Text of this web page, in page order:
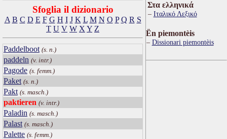
Sfoglia il dizionario
A B C D E F G H I J K L M N O P Q R S
T U V W X Y Z
Paddelboot (s. n.)
paddeln (v. intr.)
Pagode (s. femm.)
Paket (s. n.)
Pakt (s. masch.)
paktieren (v. intr.)
Paladin (s. masch.)
Palast (s. masch.)
Palette (s. femm.)
Στα ελληνικά
Ιταλικό Λεξικό
Ën piemontèis
Dissionari piemontèis